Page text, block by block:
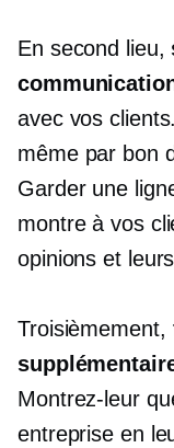
En second lieu,
avec vos
même par bon
Garder une
montre à vos
opinions et
Troisièmement,
Montrez-leur
entreprise en